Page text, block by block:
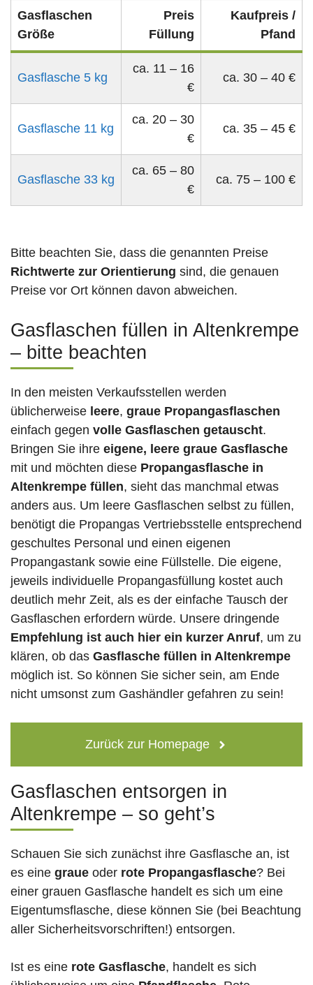
Gasflaschen
Größe
Preis
Füllung
Kaufpreis /
Pfand
Gasflasche 5 kg
ca. 11 – 16
€
ca. 30 – 40 €
Gasflasche 11 kg
ca. 20 – 30
€
ca. 35 – 45 €
Gasflasche 33 kg
ca. 65 – 80
€
ca. 75 – 100 €
Bitte beachten Sie, dass die genannten Preise
Richtwerte zur Orientierung sind, die genauen
Preise vor Ort können davon abweichen.
Gasflaschen füllen in Altenkrempe
– bitte beachten
In den meisten Verkaufsstellen werden
üblicherweise leere, graue Propangasflaschen
einfach gegen volle Gasflaschen getauscht.
Bringen Sie ihre eigene, leere graue Gasflasche
mit und möchten diese Propangasflasche in
Altenkrempe füllen, sieht das manchmal etwas
anders aus. Um leere Gasflaschen selbst zu füllen,
benötigt die Propangas Vertriebsstelle entsprechend
geschultes Personal und einen eigenen
Propangastank sowie eine Füllstelle. Die eigene,
jeweils individuelle Propangasfüllung kostet auch
deutlich mehr Zeit, als es der einfache Tausch der
Gasflaschen erfordern würde. Unsere dringende
Empfehlung ist auch hier ein kurzer Anruf, um zu
klären, ob das Gasflasche füllen in Altenkrempe
möglich ist. So können Sie sicher sein, am Ende
nicht umsonst zum Gashändler gefahren zu sein!
Zurück zur Homepage
Gasflaschen entsorgen in
Altenkrempe – so geht’s
Schauen Sie sich zunächst ihre Gasflasche an, ist
es eine graue oder rote Propangasflasche? Bei
einer grauen Gasflasche handelt es sich um eine
Eigentumsflasche, diese können Sie (bei Beachtung
aller Sicherheitsvorschriften!) entsorgen.
Ist es eine rote Gasflasche, handelt es sich